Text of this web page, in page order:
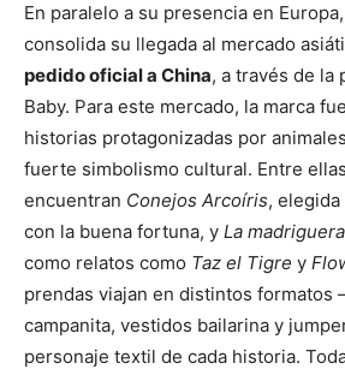
En paralelo a su presencia en
consolida su llegada al mercado
pedido oficial a China, a través de la
Baby. Para este mercado, la marca
historias protagonizadas por
fuerte simbolismo cultural. Entre
encuentran Conejos Arcoíris,
con la buena fortuna, y La
como relatos como Taz el Tigre y
prendas viajan en distintos formatos
campanita, vestidos bailarina y
personaje textil de cada historia.